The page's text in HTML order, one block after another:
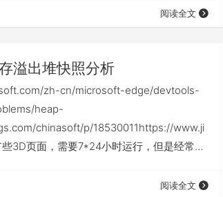
阅读全文
溢出堆快照分析
zh-cn/microsoft-edge/devtools-
heap-
chinasoft/p/18530011https://www.ji
3D页面，需要7*24小时运行，但是经常容
阅读全文